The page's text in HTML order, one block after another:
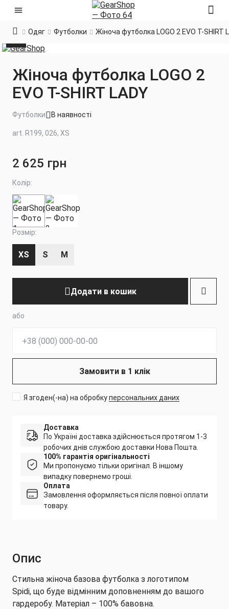
Одяг Футболки Жіноча футболка LOGO 2 EVO T-SHIRT
Жіноча футболка LOGO 2
EVO T-SHIRT LADY
Футболки В наявності
art. R199, 026, XS
2 625 грн
Колір:
Розмір:
XS S M
Додати в кошик
або
Замовити в 1 клік
Я згоден(-на) на обробкуперсональних даних
Доставка
По Україні доставка здійснюється протягом 1-3
робочих днів службою доставки Нова Пошта.
100% гарантія оригінальності
Ми пропонуємо тільки оригінал. В іншому
випадку повернемо гроші.
Оплата
Замовлення оформляється після повної оплати
товару.
Опис
Стильна жіноча базова футболка з логотипом
Spidi, що буде відмінним доповненням до вашого
гардеробу. Матеріал – 100% бавовна.